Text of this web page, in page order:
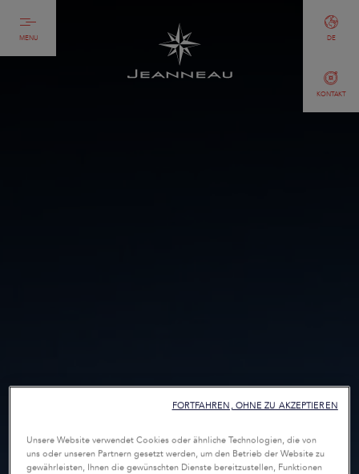
MENU
KONTAKT
DE
Unsere Website verwendet Cookies oder ähnliche Technologien, die von
uns oder unseren Partnern gesetzt werden, um den Betrieb der Website zu
gewährleisten, Ihnen die gewünschten Dienste bereitzustellen, Funktionen
FORTFAHREN, OHNE ZU AKZEPTIEREN